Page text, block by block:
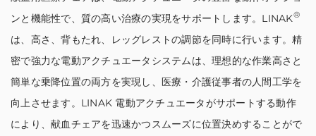
ンと機能性で、質の高い治療の実現をサポートします。LINAK®
は、高さ、背もたれ、レッグレストの調節を同時に行います。精
密で強力な電動アクチュエータシステムは、理想的な作業高さと
簡単な乗降位置の両方を実現し、医療・介護従事者の人間工学を
向上させます。LINAK 電動アクチュエータがサポートする動作
により、献血チェアを迅速かつスムーズに位置決めすることがで